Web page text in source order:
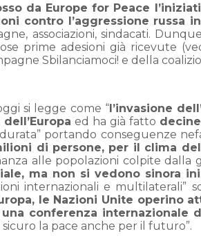
da Europe for Peace
contro l’aggressione russa
associazioni, sindacati.
prime adesioni già ricevute
Sbilanciamoci! e della
si legge come “l’invasione
ed ha già fatto
portando conseguenze
di persone, per il clima
alle popolazioni colpite dalla
ma non si vedono sinora
internazionali e multilaterali”
le Nazioni Unite
conferenza internazionale
la pace anche per il futuro”.